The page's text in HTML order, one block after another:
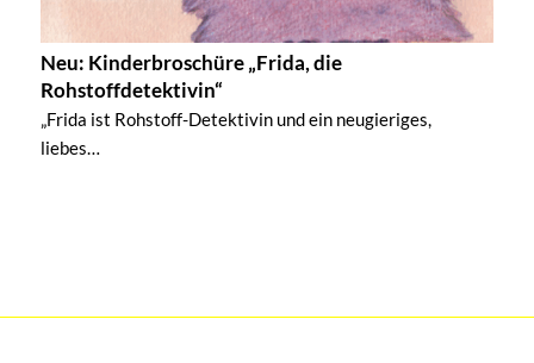
Neu: Kinderbroschüre „Frida, die
Rohstoffdetektivin“
„Frida ist Rohstoff-Detektivin und ein neugieriges,
liebes…